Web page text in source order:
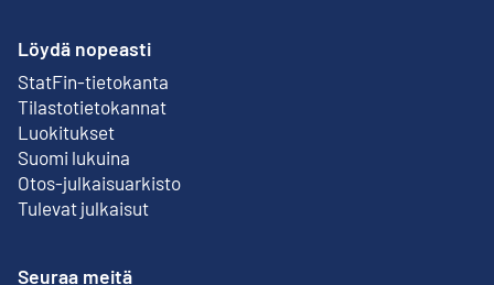
Löydä nopeasti
StatFin-tietokanta
Ulkoinen linkki
Tilastotietokannat
Luokitukset
Suomi lukuina
Otos-julkaisuarkisto
Ulkoinen linkki
Tulevat julkaisut
Seuraa meitä